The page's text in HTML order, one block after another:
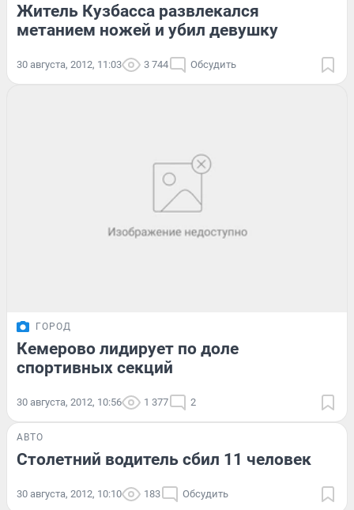
Житель Кузбасса развлекался
метанием ножей и убил девушку
30 августа, 2012, 11:03 3 744 Обсудить
ГОРОД
Кемерово лидирует по доле
спортивных секций
30 августа, 2012, 10:56 1 377 2
АВТО
Столетний водитель сбил 11 человек
30 августа, 2012, 10:10 183 Обсудить